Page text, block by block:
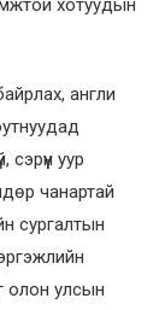
хотуудын
англи
уур
чанартай
сургалтын
олон улсын